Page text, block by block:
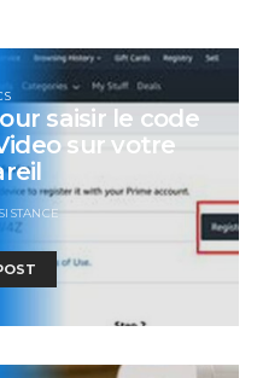
saisir le code
sur votre